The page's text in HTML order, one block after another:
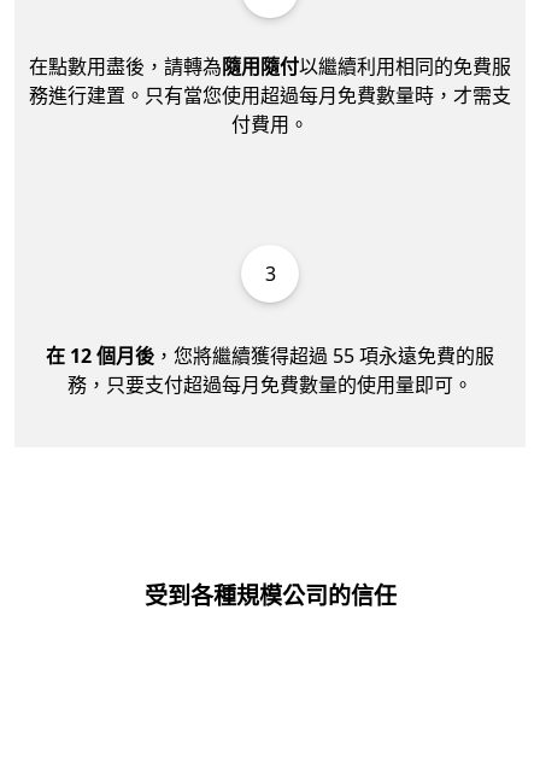
在點數用盡後，請轉為隨用隨付以繼續利用相同的免費服
務進行建置。只有當您使用超過每月免費數量時，才需支
付費用。
3
在 12 個月後 ，您將繼續獲得超過 55 項永遠免費的服
務，只要支付超過每月免費數量的使用量即可。
受到各種規模公司的信任